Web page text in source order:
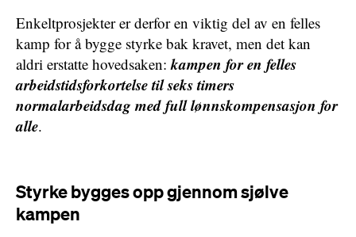
Enkeltprosjekter er derfor en viktig del av en felles
kamp for å bygge styrke bak kravet, men det kan
aldri erstatte hovedsaken:kampen for en felles
arbeidstidsforkortelse til seks timers
normalarbeidsdag med full lønnskompensasjon for
alle.
Styrke bygges opp gjennom sjølve
kampen